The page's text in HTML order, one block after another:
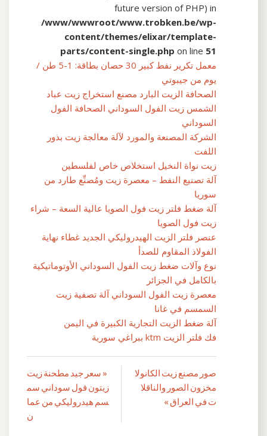
future version of PHP) in
/www/wwwroot/www.trobken.be/wp-
content/themes/elixar/template-
parts/content-single.php on line 51
معمل تكرير نفط كبير 30 حصان بطاقة: 1-5 طن /
يوم من جيبوتي
الصحافة الزيت البارد مصنع استخراج زيت عباد
الشمس زيت الفول السوداني الصحافة الفول
السوداني
الشركة المصنعة والمورد لآلة معالجة زيت بذور
اللفت
زيت نواة النخيل استخلاص خاص لفلسطين
آلة تصنيع النفط – معصرة زيت ومُصنِّع طارد من
سوريا
آلة ضغط فلتر زيت فول الصويا عالية السعة – شراء
زيت فول الصويا
عنصر فلتر الزيت الهيدروليكي الجديد غطاء نهاية
الفولاذ المقاوم للصدأ
نوع وآلات ضغط زيت الفول السوداني الأوتوماتيكية
بالكامل في الجزائر
معصرة زيت الفول السوداني آلة تصفية زيت
السمسم في غانا
آلة ضغط الزيت التجارية الكبيرة في اليمن
فك فلتر الزيت ktm ببراغي سورية
تصفّح
المقالات
« سعر جيد مطحنة زيت
زيتون فول سوداني سم
سم هيدروليكي من عما
ن
صور مصنع زيت الكانولا
مخزون الصور والناقلا
ت في العراق »